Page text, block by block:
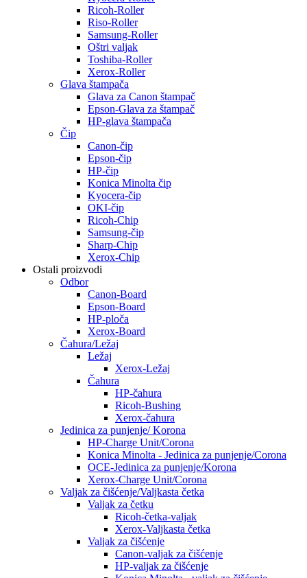
Ricoh-Roller
Riso-Roller
Samsung-Roller
Oštri valjak
Toshiba-Roller
Xerox-Roller
Glava štampača
Glava za Canon štampač
Epson-Glava za štampač
HP-glava štampača
Čip
Canon-čip
Epson-čip
HP-čip
Konica Minolta čip
Kyocera-čip
OKI-čip
Ricoh-Chip
Samsung-čip
Sharp-Chip
Xerox-Chip
Ostali proizvodi
Odbor
Canon-Board
Epson-Board
HP-ploča
Xerox-Board
Čahura/Ležaj
Ležaj
Xerox-Ležaj
Čahura
HP-čahura
Ricoh-Bushing
Xerox-čahura
Jedinica za punjenje/ Korona
HP-Charge Unit/Corona
Konica Minolta - Jedinica za punjenje/Corona
OCE-Jedinica za punjenje/Korona
Xerox-Charge Unit/Corona
Valjak za čišćenje/Valjkasta četka
Valjak za četku
Ricoh-četka-valjak
Xerox-Valjkasta četka
Valjak za čišćenje
Canon-valjak za čišćenje
HP-valjak za čišćenje